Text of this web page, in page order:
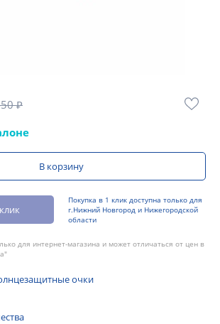
₽
В корзину
Покупка в 1 клик доступна только для
г.Нижний Новгород и Нижегородской
области
для интернет-магазина и может отличаться от цен в
очки